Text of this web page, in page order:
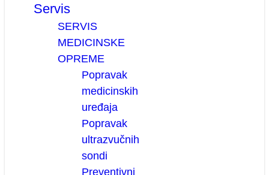
Servis
SERVIS
MEDICINSKE
OPREME
Popravak
medicinskih
uređaja
Popravak
ultrazvučnih
sondi
Preventivni